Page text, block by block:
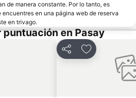
de manera constante. Por lo tanto, es
encuentres en una página web de reserva
en trivago.
en Pasay
CompartirAgregar a